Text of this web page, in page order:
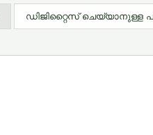
ഡിജിറ്റൈസ് ചെയ്യാനുള്ള